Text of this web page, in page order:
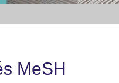
MeSH